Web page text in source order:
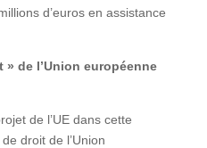
d’euros en assistance
de l’Union européenne
de l’UE dans cette
droit de l’Union